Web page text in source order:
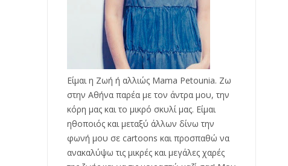
Είμαι η Ζωή ή αλλιώς Mama Petounia. Ζω
στην Αθήνα παρέα με τον άντρα μου, την
κόρη μας και το μικρό σκυλί μας. Είμαι
ηθοποιός και μεταξύ άλλων δίνω την
φωνή μου σε cartoons και προσπαθώ να
ανακαλύψω τις μικρές και μεγάλες χαρές